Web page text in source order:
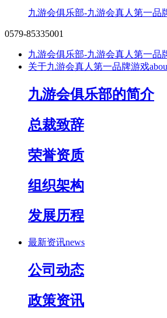
九游会俱乐部-九游会真人第一品
0579-85335001
九游会俱乐部-九游会真人第一品
关于九游会真人第一品牌游戏
九游会俱乐部的简介
总裁致辞
荣誉资质
组织架构
发展历程
最新资讯news
公司动态
政策资讯